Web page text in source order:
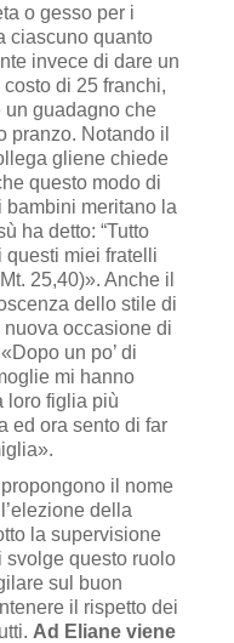
o gesso per i
ciascuno quanto
invece di dare un
di 25 franchi,
un guadagno che
pranzo. Notando il
gliene chiede
questo modo di
bambini meritano la
ha detto: “Tutto
questi miei fratelli
25,40)». Anche il
dello stile di
occasione di
un po’ di
mi hanno
loro figlia più
ed ora sento di far
il nome
della
la supervisione
svolge questo ruolo
sul buon
il rispetto dei
Ad Eliane viene